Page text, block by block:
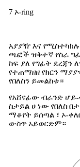
7 ኦ-ring
አያያዥ እና
ጫፎች ዝቅተኛ የስራ
ከፍ ያለ የግፊት ደረጃን
የተጠማዘዘ የክርን
የበለስን ይመልከቱ።
የአሸናፊው ብራንድ ሆይ-
ስታይል ሀ ነው የበለስ
ማቆየት ይሰጣል ፣ ኦ-
ውስጥ አይወርድም።